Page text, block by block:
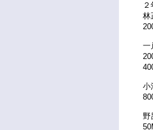
２
林
一
小
野